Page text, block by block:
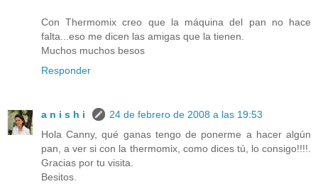
Con Thermomix creo que la máquina del pan no hace
falta...eso me dicen las amigas que la tienen.
Muchos muchos besos
Responder
a n i s h i
24 de febrero de 2008 a las 19:53
Hola Canny, qué ganas tengo de ponerme a hacer algún
pan, a ver si con la thermomix, como dices tú, lo consigo!!!!.
Gracias por tu visita.
Besitos.